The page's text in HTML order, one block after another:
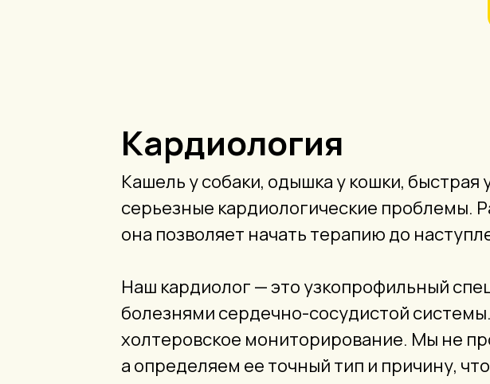
Кардиология
Кашель у собаки, одышка у кошки, быстрая
серьезные кардиологические проблемы.
она позволяет начать терапию до
Наш кардиолог — это узкопрофильный
болезнями сердечно-сосудистой
холтеровское мониторирование. Мы не
а определяем ее точный тип и причину,